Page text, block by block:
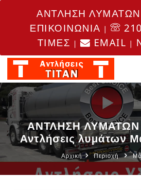
ΑΝΤΛΗΣΗ
ΕΠΙΚΟΙΝΩΝΙΑ |
ΤΙΜΕΣ | EMAIL |
ΑΝΤΛΗΣΗ
Αντλήσεις λυμάτων
Αρχική Περιοχή